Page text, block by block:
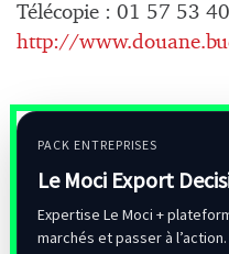
Télécopie : 01 57 53
http://
PACK ENTREPRISES
Le Moci Export
Expertise Le Moci +
marchés et passer à l’action.